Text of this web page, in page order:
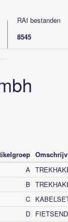
RAI bestanden
8545
A
B
C
D